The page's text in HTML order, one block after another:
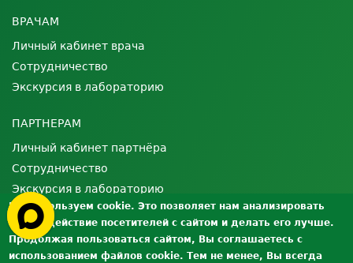
ВРАЧАМ
Личный кабинет врача
Сотрудничество
Экскурсия в лабораторию
ПАРТНЕРАМ
Личный кабинет партнёра
Сотрудничество
Экскурсия в лабораторию
О ЛАБОРАТОРИИ
Лицензии и сертификаты
Мы используем cookie. Это позволяет нам анализировать
взаимодействие посетителей с сайтом и делать его лучше.
Продолжая пользоваться сайтом, Вы соглашаетесь с
использованием файлов cookie. Тем не менее, Вы всегда